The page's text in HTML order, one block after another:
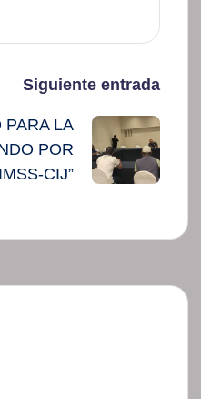
Siguiente entrada
PARA LA
POR
CIJ”